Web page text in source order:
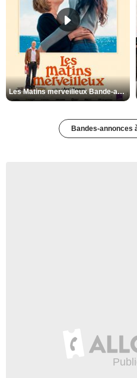
Les Matins merveilleux Bande-annonce VF
Bandes-annonces